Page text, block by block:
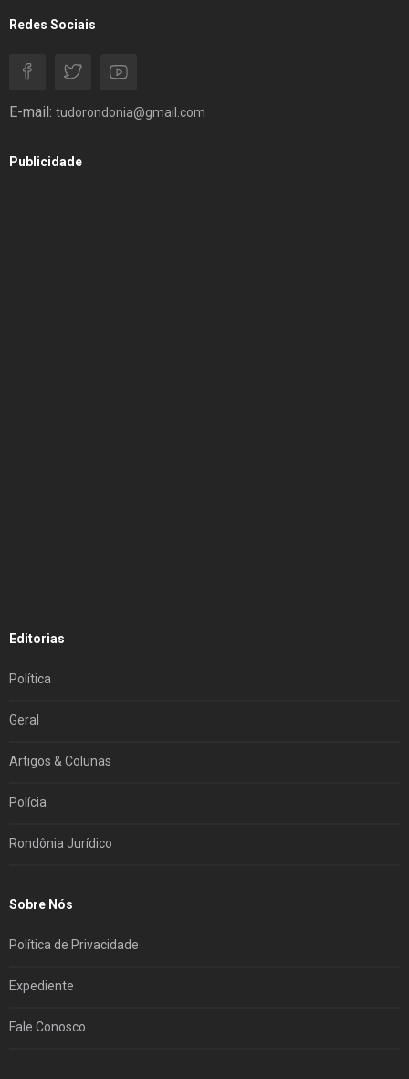
Redes Sociais
E-mail: tudorondonia@gmail.com
Publicidade
Editorias
Política
Geral
Artigos & Colunas
Polícia
Rondônia Jurídico
Sobre Nós
Política de Privacidade
Expediente
Fale Conosco